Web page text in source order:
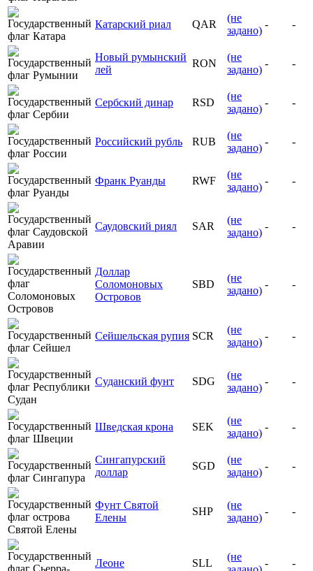
Катарский риал QAR
(не
задано)
- -
Новый румынский
лей
RON
(не
задано)
- -
Сербский динар RSD
(не
задано)
- -
Российский рубль RUB
(не
задано)
- -
Франк Руанды RWF
(не
задано)
- -
Саудовский риял SAR
(не
задано)
- -
Доллар
Соломоновых
Островов
SBD
(не
задано)
- -
Сейшельская рупия SCR
(не
задано)
- -
Суданский фунт SDG
(не
задано)
- -
Шведская крона SEK
(не
задано)
- -
Сингапурский
доллар
SGD
(не
задано)
- -
Фунт Святой
Елены
SHP
(не
задано)
- -
Леоне SLL
(не
- -